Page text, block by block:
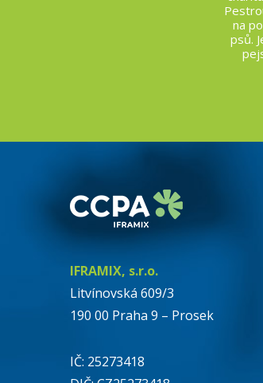
na
psů.
IFRAMIX, s.r.o.
Litvínovská 609/3
190 00 Praha 9 – Prosek
IČ: 25273418